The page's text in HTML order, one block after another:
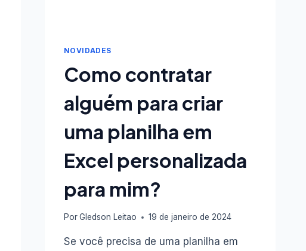
NOVIDADES
Como contratar
alguém para criar
uma planilha em
Excel personalizada
para mim?
Por Gledson Leitao 19 de janeiro de 2024
Se você precisa de uma planilha em